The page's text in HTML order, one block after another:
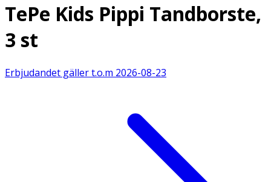
TePe Kids Pippi Tandborste,
3 st
Erbjudandet gäller t.o.m 2026-08-23